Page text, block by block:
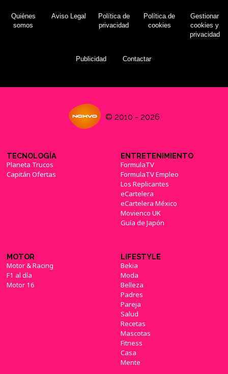
Quiénes
somos
Aviso Legal
Política de
privacidad
Política de
cookies
Gestionar
cookies y
privacidad
Publicidad Contactar
© 2010 - 2026
TECNOLOGÍA
Planeta Trucos
Capitán Ofertas
ENTRETENIMIENTO
FormulaTV
FormulaTV Empleo
Los Replicantes
eCartelera
eCartelera México
Movienco UK
Guía de Japón
MOTOR
Motor & Racing
F1 al día
Motor 16
LIFESTYLE
Bekia
Moda
Belleza
Padres
Pareja
Salud
Recetas
Mascotas
Fitness
Casa
Mente